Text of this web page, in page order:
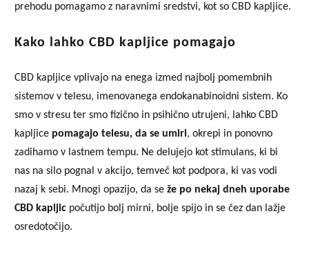
prehodu pomagamo z naravnimi sredstvi, kot so CBD kapljice.
Kako lahko CBD kapljice pomagajo
CBD kapljice vplivajo na enega izmed najbolj pomembnih
sistemov v telesu, imenovanega endokanabinoidni sistem. Ko
smo v stresu ter smo fizično in psihično utrujeni, lahko CBD
kapljice pomagajo telesu, da se umiri, okrepi in ponovno
zadihamo v lastnem tempu. Ne delujejo kot stimulans, ki bi
nas na silo pognal v akcijo, temveč kot podpora, ki vas vodi
nazaj k sebi. Mnogi opazijo, da se že po nekaj dneh uporabe
CBD kapljic počutijo bolj mirni, bolje spijo in se čez dan lažje
osredotočijo.